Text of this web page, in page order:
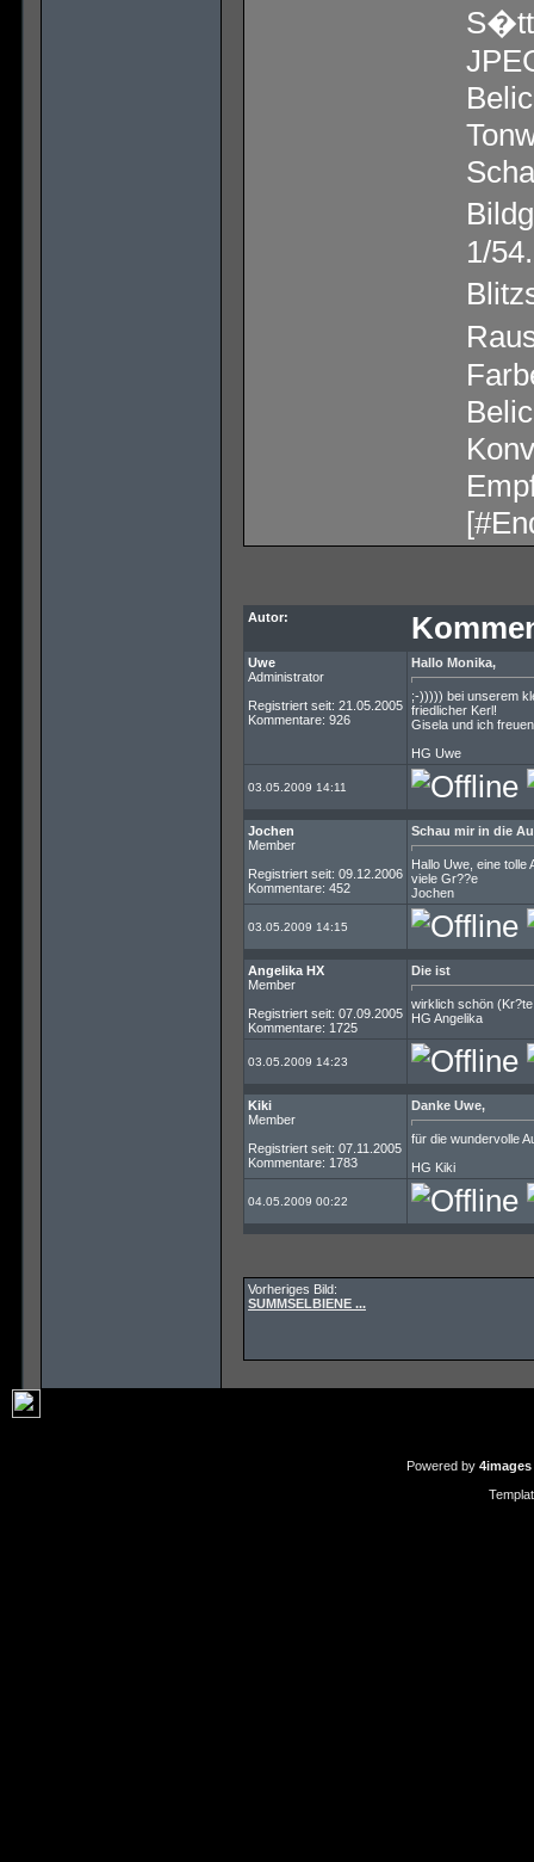
1/
Autor:
Uwe
Administrator
Registriert seit: 21.05.2005
Kommentare: 926
Hallo Monika,
;-))))) bei unserem
friedlicher Kerl!
Gisela und ich
HG Uwe
03.05.2009 14:11
Jochen
Member
Registriert seit: 09.12.2006
Kommentare: 452
Schau mir in die
Hallo Uwe, eine tolle
viele Gr??e
Jochen
03.05.2009 14:15
Angelika HX
Member
Registriert seit: 07.09.2005
Kommentare: 1725
Die ist
wirklich schön
HG Angelika
03.05.2009 14:23
Kiki
Member
Registriert seit: 07.11.2005
Kommentare: 1783
Danke Uwe,
für die wundervolle
HG Kiki
04.05.2009 00:22
Vorheriges Bild:
SUMMSELBIENE ...
Powered by 4images